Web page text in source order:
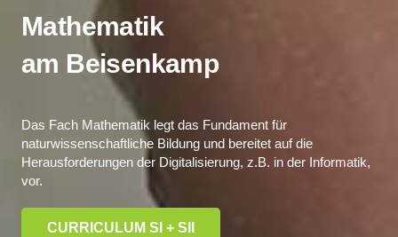
Mathematik
am Beisenkamp
Das Fach Mathematik legt das Fundament für
naturwissenschaftliche Bildung und bereitet auf die
Herausforderungen der Digitalisierung, z.B. in der Informatik,
vor.
CURRICULUM SI + SII